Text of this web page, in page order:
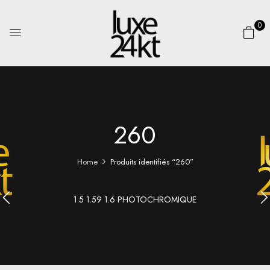
0
260
Home Produits identifiés “260”
1.5 1.59 1.6 PHOTOCHROMIQUE